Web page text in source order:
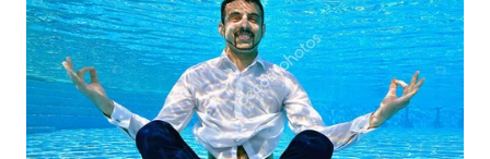
TINGGI
WN
PAKPAK
WN